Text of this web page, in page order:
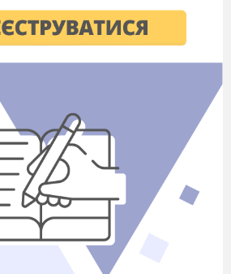
та схвалено на засіданні
педагогічних
за спеціальностями
установок»,
Касир торгівельного залу»
предметів